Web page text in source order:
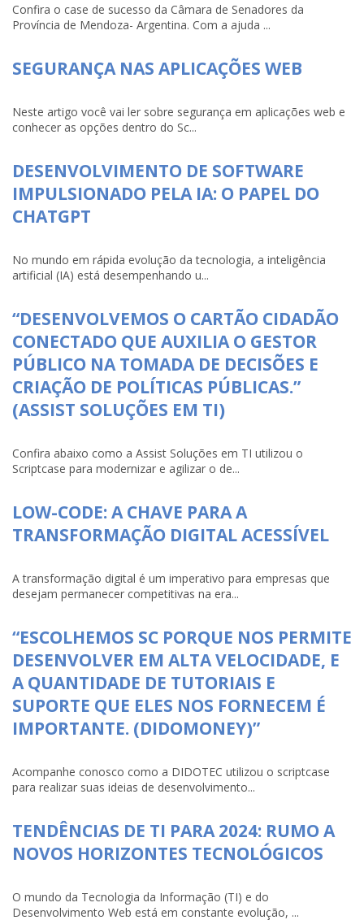
Confira o case de sucesso da Câmara de Senadores da
Província de Mendoza- Argentina. Com a ajuda ...
SEGURANÇA NAS APLICAÇÕES WEB
Neste artigo você vai ler sobre segurança em aplicações web e
conhecer as opções dentro do Sc...
DESENVOLVIMENTO DE SOFTWARE
IMPULSIONADO PELA IA: O PAPEL DO
CHATGPT
No mundo em rápida evolução da tecnologia, a inteligência
artificial (IA) está desempenhando u...
“DESENVOLVEMOS O CARTÃO CIDADÃO
CONECTADO QUE AUXILIA O GESTOR
PÚBLICO NA TOMADA DE DECISÕES E
CRIAÇÃO DE POLÍTICAS PÚBLICAS.”
(ASSIST SOLUÇÕES EM TI)
Confira abaixo como a Assist Soluções em TI utilizou o
Scriptcase para modernizar e agilizar o de...
LOW-CODE: A CHAVE PARA A
TRANSFORMAÇÃO DIGITAL ACESSÍVEL
A transformação digital é um imperativo para empresas que
desejam permanecer competitivas na era...
“ESCOLHEMOS SC PORQUE NOS PERMITE
DESENVOLVER EM ALTA VELOCIDADE, E
A QUANTIDADE DE TUTORIAIS E
SUPORTE QUE ELES NOS FORNECEM É
IMPORTANTE. (DIDOMONEY)”
Acompanhe conosco como a DIDOTEC utilizou o scriptcase
para realizar suas ideias de desenvolvimento...
TENDÊNCIAS DE TI PARA 2024: RUMO A
NOVOS HORIZONTES TECNOLÓGICOS
O mundo da Tecnologia da Informação (TI) e do
Desenvolvimento Web está em constante evolução, ...